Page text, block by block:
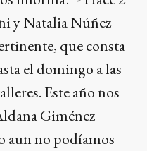
y Natalia Núñez
que consta
el domingo a las
Este año nos
Giménez
aun no podíamos